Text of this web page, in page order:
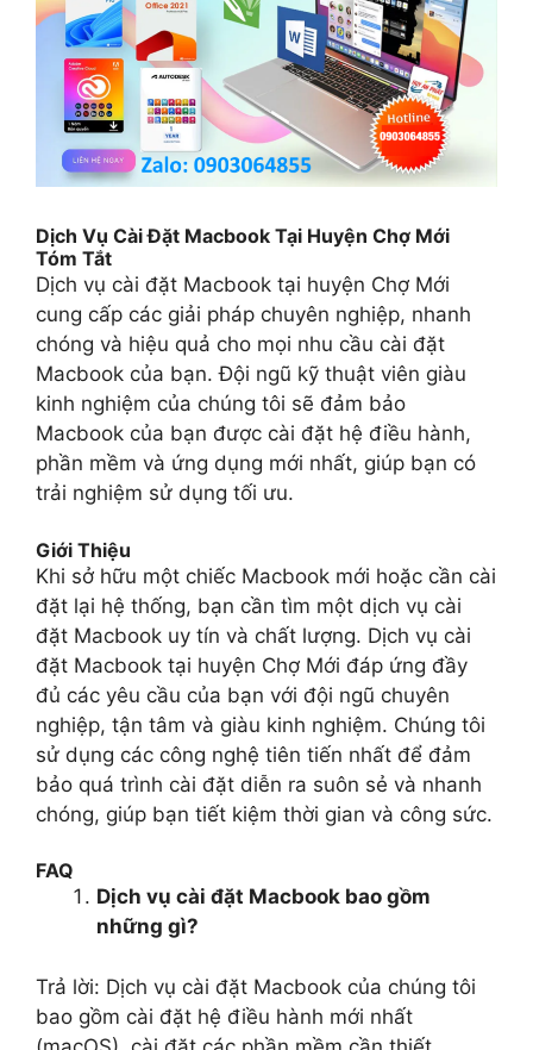
Dịch Vụ Cài Đặt Macbook Tại Huyện Chợ Mới
Tóm Tắt
Dịch vụ cài đặt Macbook tại huyện Chợ Mới
cung cấp các giải pháp chuyên nghiệp, nhanh
chóng và hiệu quả cho mọi nhu cầu cài đặt
Macbook của bạn. Đội ngũ kỹ thuật viên giàu
kinh nghiệm của chúng tôi sẽ đảm bảo
Macbook của bạn được cài đặt hệ điều hành,
phần mềm và ứng dụng mới nhất, giúp bạn có
trải nghiệm sử dụng tối ưu.
Giới Thiệu
Khi sở hữu một chiếc Macbook mới hoặc cần cài
đặt lại hệ thống, bạn cần tìm một dịch vụ cài
đặt Macbook uy tín và chất lượng. Dịch vụ cài
đặt Macbook tại huyện Chợ Mới đáp ứng đầy
đủ các yêu cầu của bạn với đội ngũ chuyên
nghiệp, tận tâm và giàu kinh nghiệm. Chúng tôi
sử dụng các công nghệ tiên tiến nhất để đảm
bảo quá trình cài đặt diễn ra suôn sẻ và nhanh
chóng, giúp bạn tiết kiệm thời gian và công sức.
FAQ
Dịch vụ cài đặt Macbook bao gồm
những gì?
Trả lời: Dịch vụ cài đặt Macbook của chúng tôi
bao gồm cài đặt hệ điều hành mới nhất